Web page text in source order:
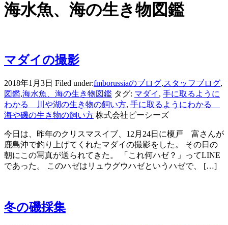
海水魚、海の生き物図鑑
マダイの撮影
2018年1月3日 Filed under:fmborussiaのブログ,スタッフブログ,
図鑑,海水魚、海の生き物図鑑 タグ: マダイ , 手に取るように
わかる 川や湖の生き物の飼い方, 手に取るようにわかる
海や磯の生き物の飼い方 株式会社ピーシーズ
今日は、昨年のクリスマスイブ、12月24日に榎戸 富さんが
鹿島沖で釣り上げてくれたマダイの撮影をした。 その日の
朝にこの写真が送られてきた。 「これ何ハゼ？」ってLINE
であった。 このハゼはリュウグウハゼというハゼで、 […]
冬の磯採集